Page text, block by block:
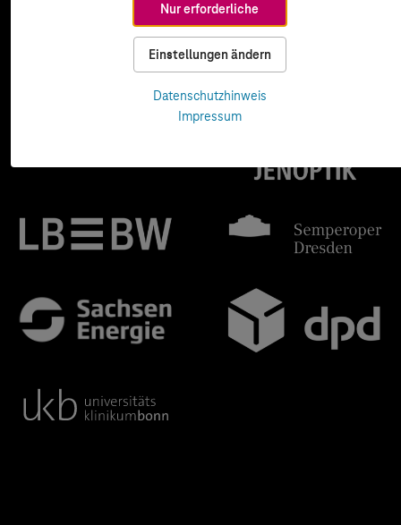
Nur erforderliche
Einstellungen ändern
Datenschutzhinweis
Impressum